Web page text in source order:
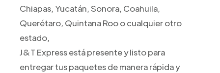
Chiapas, Yucatán, Sonora, Coahuila,
Querétaro, Quintana Roo o cualquier otro
estado,
J&T Express está presente y listo para
entregar tus paquetes de manera rápida y